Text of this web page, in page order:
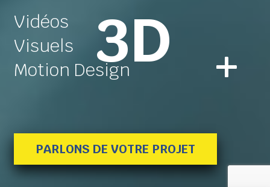
Vidéos
Visuels
Motion Design3D
PARLONS DE VOTRE PROJET